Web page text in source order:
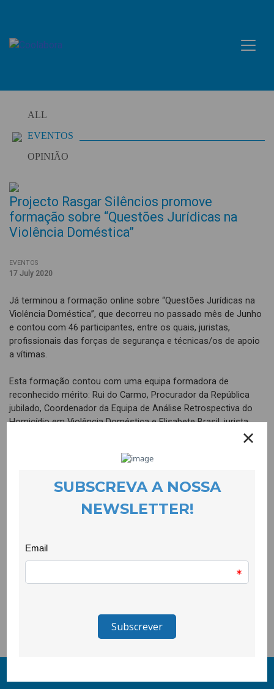
content
ALL
EVENTOS
OPINIÃO
Projecto Rasgar Silêncios promove
formação sobre “Questões Jurídicas na
Violência Doméstica”
EVENTOS
17 July 2020
Já terminou a formação online sobre “Questões Jurídicas na
Violência Doméstica”, que decorreu no passado mês de Junho
e contou com 46 participantes, entre os quais, juristas,
profissionais das forças de segurança e técnicas/os de apoio
a vítimas.
Esta formação contou com uma equipa formadora de
reconhecido mérito: Rui do Carmo, Procurador da República
jubilado, Coordenador da Equipa de Análise Retrospectiva do
Homicídio em Violência Doméstica e Elisabete Brasil, jurista,
participantes consideraram que a formação foi boa ou muito
boa em todos os itens.
pelo programa Cidadãos Ativ@s, gerido pela Fundação
Barreto. Tem como parceiros a Câmara Municipal da Covilhã, a
Quarta Parede e a FCSH da UBI. Esta acção contou com o